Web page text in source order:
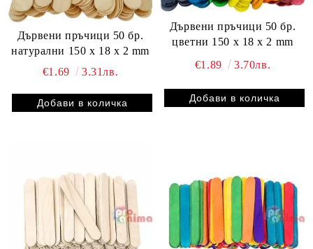
Дървени пръчици 50 бр.
натурални 150 x 18 x 2 mm
€1.69
3.31лв.
Дървени пръчици 50 бр.
цветни 150 x 18 x 2 mm
€1.89
3.70лв.